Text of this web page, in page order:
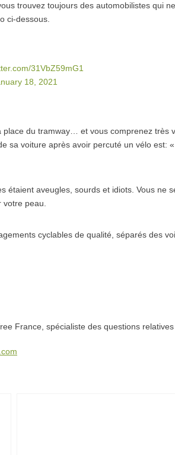
trouvez toujours des automobilistes qui
ci-dessous.
31VbZ59mG1
18, 2021
du tramway… et vous comprenez très
sa voiture après avoir percuté un vélo est: «
étaient aveugles, sourds et idiots. Vous ne
peau.
cyclables de qualité, séparés des
France, spécialiste des questions